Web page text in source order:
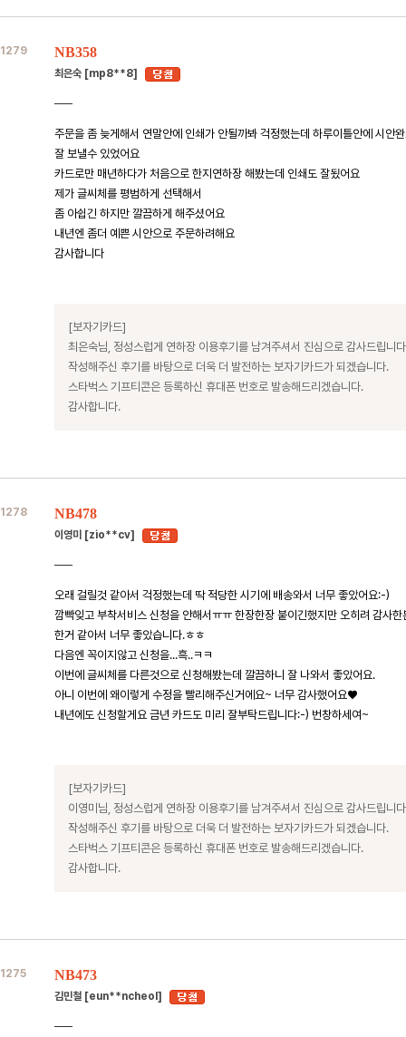
1279 NB358
최은숙 [mp8**8]
주문을 좀 늦게해서 연말안에 인쇄가 안될까봐 걱정했는데 하루이틀안에 시안
잘 보낼수 있었어요
카드로만 매년하다가 처음으로 한지연하장 해봤는데 인쇄도 잘됬어요
제가 글씨체를 평범하게 선택해서
좀 아쉽긴 하지만 깔끔하게 해주셨어요
내년엔 좀더 예쁜 시안으로 주문하려해요
감사합니다
[보자기카드]
최은숙님, 정성스럽게 연하장 이용후기를 남겨주셔서 진심으로 감사드립니
작성해주신 후기를 바탕으로 더욱 더 발전하는 보자기카드가 되겠습니다.
스타벅스 기프티콘은 등록하신 휴대폰 번호로 발송해드리겠습니다.
감사합니다.
1278 NB478
이영미 [zio**cv]
오래 걸릴것 같아서 걱정했는데 딱 적당한 시기에 배송와서 너무 좋았어요:-)
깜빡잊고 부착서비스 신청을 안해서ㅠㅠ 한장한장 붙이긴했지만 오히려 감사
한거 같아서 너무 좋았습니다.ㅎㅎ
다음엔 꼭이지않고 신청을...흑..ㅋㅋ
이번에 글씨체를 다른것으로 신청해봤는데 깔끔하니 잘 나와서 좋았어요.
아니 이번에 왜이렇게 수정을 빨리해주신거에요~ 너무 감사했어요♥︎
내년에도 신청할게요 금년 카드도 미리 잘부탁드립니다:-) 번창하세여~
[보자기카드]
이영미님, 정성스럽게 연하장 이용후기를 남겨주셔서 진심으로 감사드립니
작성해주신 후기를 바탕으로 더욱 더 발전하는 보자기카드가 되겠습니다.
스타벅스 기프티콘은 등록하신 휴대폰 번호로 발송해드리겠습니다.
감사합니다.
1275 NB473
김민철 [eun**ncheol]